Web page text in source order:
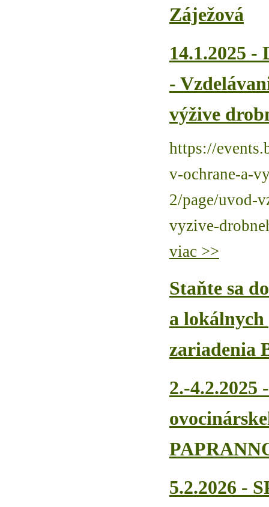
Záježová
14.1.2025 -
-
výžive
https://
v-ochrane-a-
2/page/uvod-
vyzive-
viac >>
Staňte sa
a
zariadenia
2.-4.2.2025
5.2.2026 -